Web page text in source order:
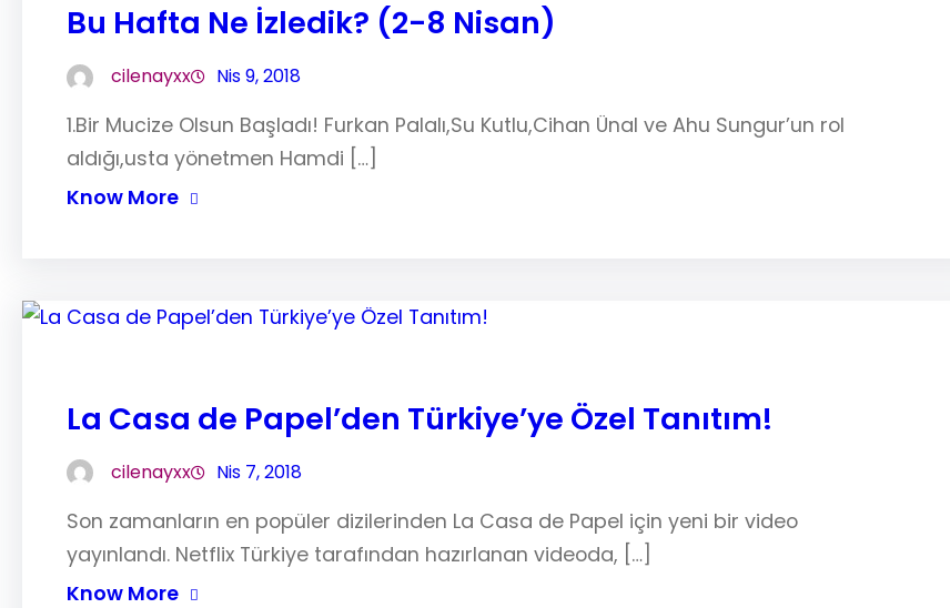
Bu Hafta Ne İzledik? (2-8 Nisan)
cilenayxx Nis 9, 2018
1.Bir Mucize Olsun Başladı! Furkan Palalı,Su Kutlu,Cihan Ünal ve Ahu Sungur’un rol
aldığı,usta yönetmen Hamdi […]
Know More
La Casa de Papel’den Türkiye’ye Özel Tanıtım!
cilenayxx Nis 7, 2018
Son zamanların en popüler dizilerinden La Casa de Papel için yeni bir video
yayınlandı. Netflix Türkiye tarafından hazırlanan videoda, […]
Know More